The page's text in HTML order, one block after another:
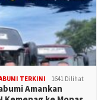
TERKINI 1641 Dilihat
Amankan